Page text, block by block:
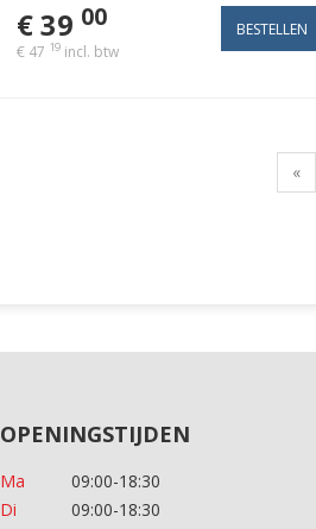
€ 39 00
€ 47 19 incl. btw
«
OPENINGSTIJDEN
Ma
09:00-18:30
Di
09:00-18:30